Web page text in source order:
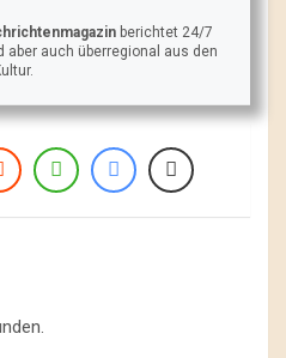
berichtet 24/7
aber auch überregional aus den